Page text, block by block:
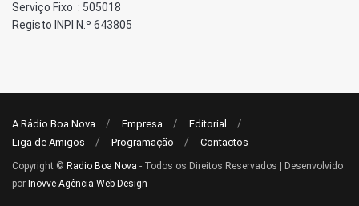
Serviço Fixo : 505018
Registo INPI N.º 643805
A Rádio Boa Nova Empresa
Editorial
Liga de Amigos
Programação Contactos
Copyright © Radio Boa Nova - Todos os Direitos Reservados | Desenvolvido
por Inovve Agência Web Design